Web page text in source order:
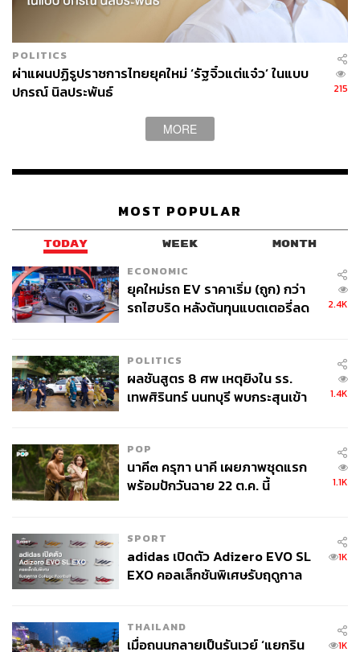
POLITICS
ผ่าแผนปฏิรูปราชการไทยยุคใหม่ ‘รัฐจิ๋วแต่แจ๋ว’ ในแบบ
ปกรณ์ นิลประพันธ์
215
MORE
MOST POPULAR
TODAY WEEK MONTH
ECONOMIC
ยุคใหม่รถ EV ราคาเริ่ม (ถูก) กว่า
รถไฮบริด หลังต้นทุนแบตเตอรี่ลด
2.4K
POLITICS
ผลชันสูตร 8 ศพ เหตุยิงใน รร.
เทพศิรินทร์ นนทบุรี พบกระสุนเข้า
1.4K
POP
นาคี๓ ครุฑา นาคี เผยภาพชุดแรก
พร้อมปักวันฉาย 22 ต.ค. นี้
1.1K
SPORT
adidas เปิดตัว Adizero EVO SL
EXO คอลเล็กชันพิเศษรับฤดูกาล
1K
THAILAND
เมื่อถนนกลายเป็นรันเวย์ ‘แยกริน
1K